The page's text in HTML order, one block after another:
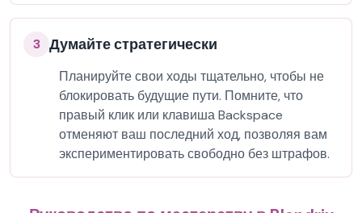
3 Думайте стратегически
Планируйте свои ходы тщательно, чтобы не
блокировать будущие пути. Помните, что
правый клик или клавиша Backspace
отменяют ваш последний ход, позволяя вам
экспериментировать свободно без штрафов.